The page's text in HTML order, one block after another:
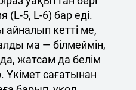
(L-5, L-6) бар еді.
айналып кетті ме,
ма — білмеймін,
жатсам да белім
сағатынан